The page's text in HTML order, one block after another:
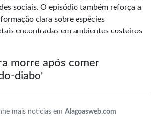
sociais. O episódio também reforça a
clara sobre espécies
encontradas em ambientes costeiros
morre após comer
diabo'
mais notícias em Alagoasweb.com